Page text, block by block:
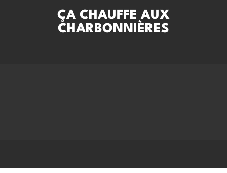
ÇA CHAUFFE AUX
CHARBONNIÈRES